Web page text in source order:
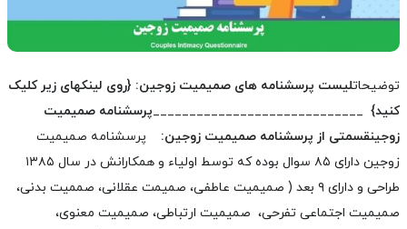
توضیحاتلیست پرسشنامه های صمیمیت زوجین: {روی لینکهای زیر کلیک
کنید} _____________________________پرسشنامه صمیمیت
زوجینقسمتی از پرسشنامه صمیمیت زوجین:
پرسشنامه صمیمیت
زوجین دارای ۸۵ سوال بوده که توسط اولیاء و همکارانش در سال ۱۳۸۵
طراحی و دارای ۹ بعد ( صمیمیت عاطفی، صمیمت عقلانی، صممیت بدنی،
صمیمیت اجتماعی تفرحی، صمیمیت ارتباطی، صمیمیت معنوی،